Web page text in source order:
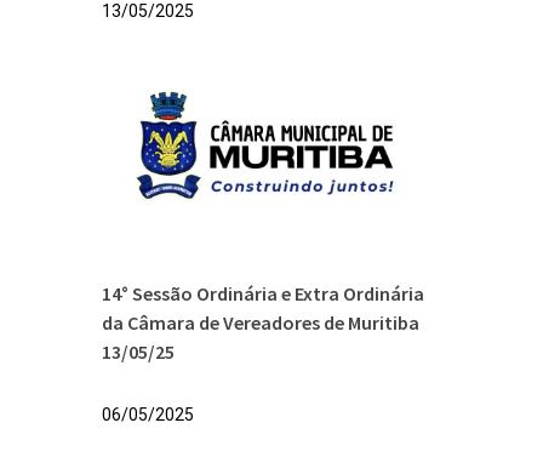
13/05/2025
14° Sessão Ordinária e Extra Ordinária
da Câmara de Vereadores de Muritiba
13/05/25
06/05/2025